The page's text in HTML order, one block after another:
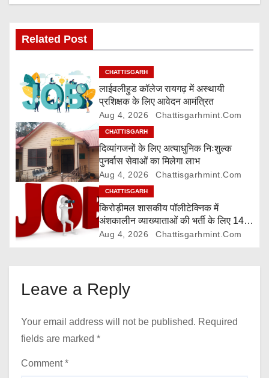
i
g
a
t
i
o
n
Related Post
CHATTISGARH
लाईवलीहुड कॉलेज रायगढ़ में अस्थायी
प्रशिक्षक के लिए आवेदन आमंत्रित
Aug 4, 2026 Chattisgarhmint.com
CHATTISGARH
दिव्यांगजनों के लिए अत्याधुनिक निःशुल्क
पुनर्वास सेवाओं का मिलेगा लाभ
Aug 4, 2026 Chattisgarhmint.com
CHATTISGARH
किरोड़ीमल शासकीय पॉलीटेक्निक में
अंशकालीन व्याख्याताओं की भर्ती के लिए 14
अगस्त तक आवेदन आमंत्रित
Aug 4, 2026 Chattisgarhmint.com
Leave a Reply
Your email address will not be published. Required
fields are marked *
Comment*